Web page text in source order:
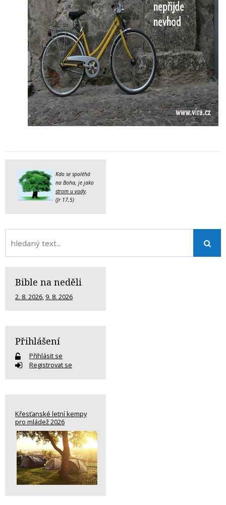
Kdo se spoléhá
na Boha, je jako
strom u vody.
(Jr 17,5)
Bible na neděli
2. 8. 2026, 9. 8. 2026
Přihlášení
Přihlásit se
Registrovat se
Křesťanské letní kempy
pro mládež 2026